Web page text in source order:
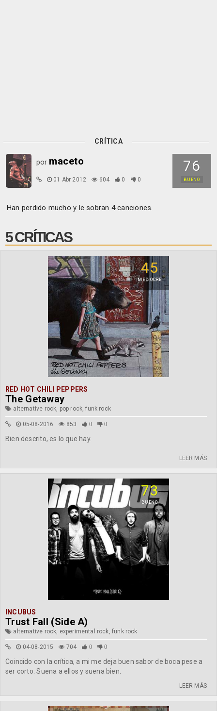
CRÍTICA
76
BUENO
por maceto
01 Abr 2012 604 0 0
Han perdido mucho y le sobran 4 canciones.
5 CRÍTICAS
45
MEDIOCRE
RED HOT CHILI PEPPERS
The Getaway
alternative rock, pop rock, funk rock
05-08-2016 853 0 0
Bien descrito, es lo que hay.
LEER MÁS
73
BUENO
INCUBUS
Trust Fall (Side A)
alternative rock, experimental rock, funk rock
04-08-2015 704 0 0
Coincido con la crítica, a mi me deja buen sabor de boca pese a
ser corto. Suena a ellos y suena bien.
LEER MÁS